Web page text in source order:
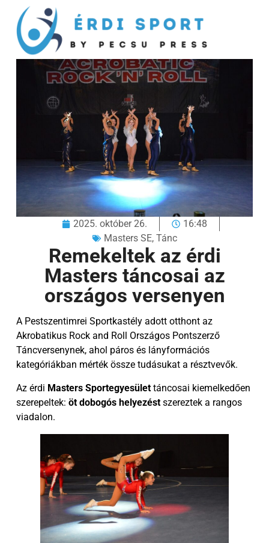
2025. október 26.
16:48
Masters SE, Tánc
Remekeltek az érdi
Masters táncosai az
országos versenyen
A Pestszentimrei Sportkastély adott otthont az
Akrobatikus Rock and Roll Országos Pontszerző
Táncversenynek, ahol páros és lányformációs
kategóriákban mérték össze tudásukat a résztvevők.
Az érdi Masters Sportegyesülettáncosai kiemelkedően
szerepeltek: öt dobogós helyezéstszereztek a rangos
viadalon.